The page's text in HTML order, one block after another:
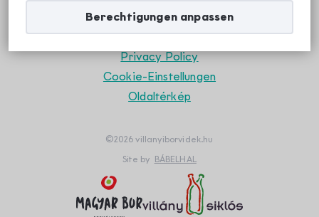
Berechtigungen anpassen
Privacy Policy
Cookie-Einstellungen
Oldaltérkép
©2026 villanyiborvidek.hu
Site by BÁBELHAL
Villányi borvidék története
Villányi borvidék egyedülálló adottságai
Villányi eredetvédelem
Villányi Borvidék helyi termék védjegy
Villányi Borvidék filozófiája
Rólunk
Villány-Siklósi Borút Egyesület
Hírek
Pályázatok